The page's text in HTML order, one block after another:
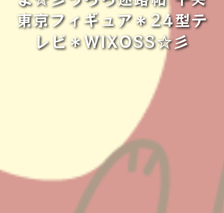
東京フィギュア＊24型テ
レビ＊WIXOSS☆彡